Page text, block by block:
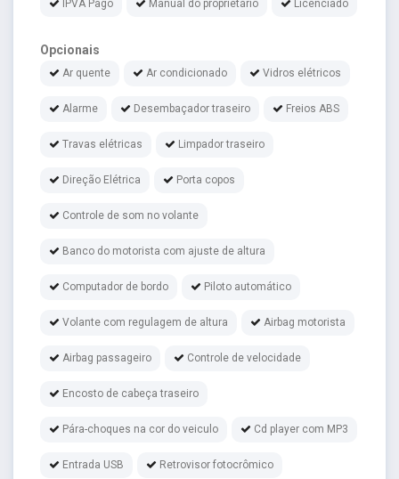
IPVA Pago Manual do proprietário Licenciado
Opcionais
Ar quente Ar condicionado Vidros elétricos
Alarme Desembaçador traseiro Freios ABS
Travas elétricas Limpador traseiro
Direção Elétrica Porta copos
Controle de som no volante
Banco do motorista com ajuste de altura
Computador de bordo Piloto automático
Volante com regulagem de altura Airbag motorista
Airbag passageiro Controle de velocidade
Encosto de cabeça traseiro
Pára-choques na cor do veiculo Cd player com MP3
Entrada USB Retrovisor fotocrômico